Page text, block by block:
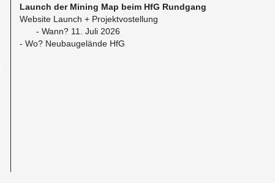
Launch der Mi­ning Map beim HfG Rund­gang
Web­site Launch + Pro­jekt­vo­stel­lung
- Wann? 11. Juli 2026
- Wo? Neu­bau­ge­län­de HfG